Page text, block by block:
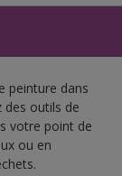
peinture dans
des outils de
votre point de
ou en